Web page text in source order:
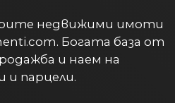
недвижими имоти
Богата база от
и наем на
парцели.